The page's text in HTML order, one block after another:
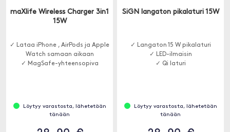
maXlife Wireless Charger 3in1
15W
✓ Lataa iPhone , AirPods ja Apple
Watch samaan aikaan
✓ MagSafe-yhteensopiva
Löytyy varastosta, lähetetään
tänään
SiGN langaton pikalaturi 15W
✓ Langaton 15 W pikalaturi
✓ LED-ilmaisin
✓ Qi laturi
Löytyy varastosta, lähetetään
tänään